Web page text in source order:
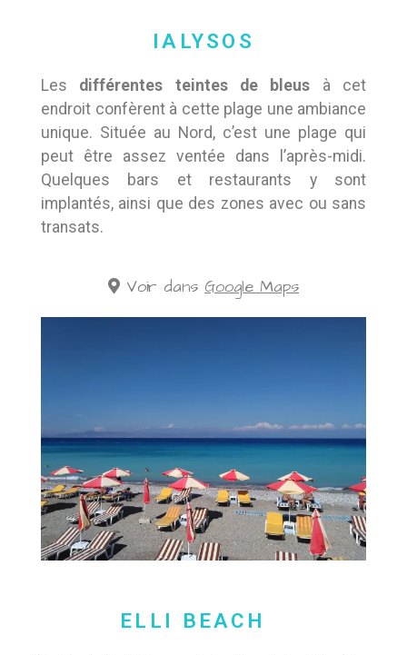
IALYSOS
Les différentes teintes de bleus à cet
endroit confèrent à cette plage une ambiance
unique. Située au Nord, c’est une plage qui
peut être assez ventée dans l’après-midi.
Quelques bars et restaurants y sont
implantés, ainsi que des zones avec ou sans
transats.
Voir dans Google Maps
ELLI BEACH